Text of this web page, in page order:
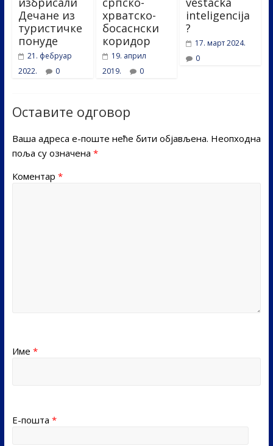
Дечане из
туристичке
понуде
21. фебруар
2022.
0
хрватско-
босаснски
коридор
19. април
2019.
0
inteligencija
?
17. март 2024.
0
Оставите одговор
Ваша адреса е-поште неће бити објављена. Неопходна
поља су означена *
Коментар *
Име *
Е-пошта *